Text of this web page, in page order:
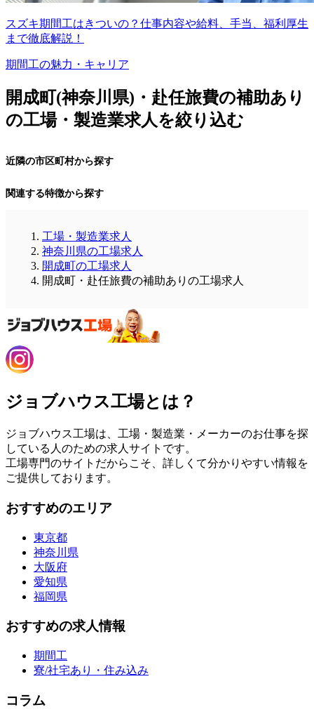
スズキ期間工はきついの？仕事内容や給料、手当、福利厚生
まで徹底解説！
期間工の魅力・キャリア
開成町(神奈川県)・赴任旅費の補助あり
の工場・製造業求人を絞り込む
近隣の市区町村から探す
関連する特徴から探す
工場・製造業求人
神奈川県の工場求人
開成町の工場求人
開成町・赴任旅費の補助ありの工場求人
ジョブハウス工場とは？
ジョブハウス工場は、工場・製造業・メーカーのお仕事を探
している人のための求人サイトです。
工場専門のサイトだからこそ、詳しくて分かりやすい情報を
ご提供しております。
おすすめのエリア
東京都
神奈川県
大阪府
愛知県
福岡県
おすすめの求人情報
期間工
寮/社宅あり・住み込み
コラム